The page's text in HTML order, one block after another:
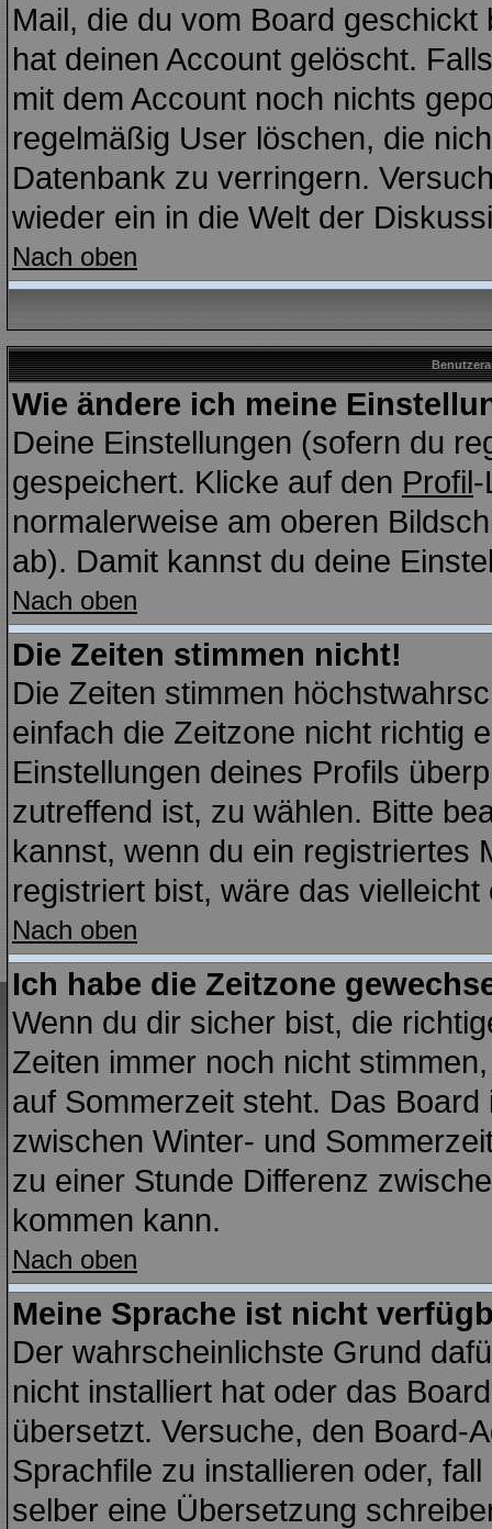
Mail, die du vom Board
hat deinen Account gelöscht.
mit dem Account noch nichts
regelmäßig User löschen, die
Datenbank zu verringern.
wieder ein in die Welt der
Nach oben
Wie ändere ich meine
Deine Einstellungen (sofern du
gespeichert. Klicke auf den Profil-
normalerweise am oberen
ab). Damit kannst du deine
Nach oben
Die Zeiten stimmen nicht!
Die Zeiten stimmen
einfach die Zeitzone nicht richtig
Einstellungen deines Profils
zutreffend ist, zu wählen. Bitte
kannst, wenn du ein registriertes
registriert bist, wäre das
Nach oben
Ich habe die Zeitzone
Wenn du dir sicher bist, die
Zeiten immer noch nicht
auf Sommerzeit steht. Das
zwischen Winter- und
zu einer Stunde Differenz
kommen kann.
Nach oben
Meine Sprache ist nicht
Der wahrscheinlichste Grund
nicht installiert hat oder das
übersetzt. Versuche, den Board-
Sprachfile zu installieren oder,
selber eine Übersetzung